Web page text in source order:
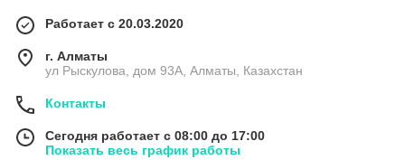
Работает с 20.03.2020
г. Алматы
ул Рыскулова, дом 93А, Алматы, Казахстан
Контакты
Сегодня работает с 08:00 до 17:00
Показать весь график работы